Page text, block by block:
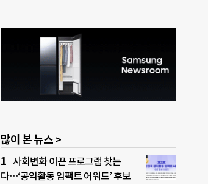
많이 본 뉴스 >
사회변화 이끈 프로그램 찾는
다…‘공익활동 임팩트 어워드’ 후보